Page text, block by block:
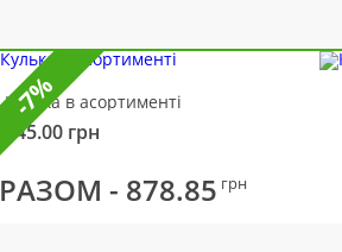
Кулька в асортименті
145.00 грн
РАЗОМ - 878.85 грн
-7%